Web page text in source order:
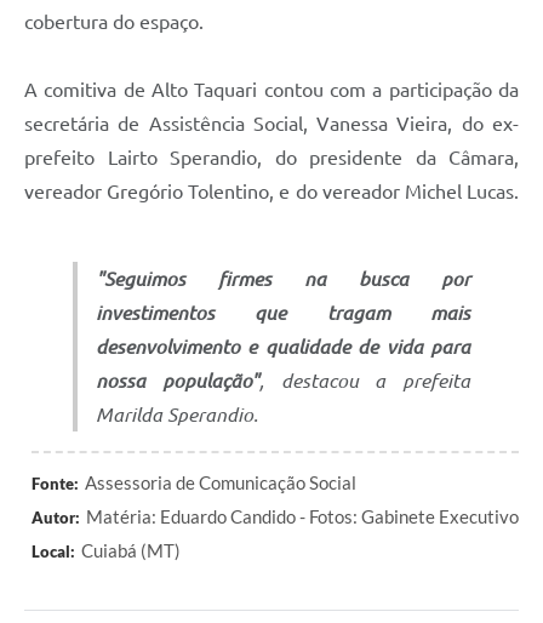
cobertura do espaço.
A comitiva de Alto Taquari contou com a participação da
secretária de Assistência Social, Vanessa Vieira, do ex-
prefeito Lairto Sperandio, do presidente da Câmara,
vereador Gregório Tolentino, e do vereador Michel Lucas.
"Seguimos firmes na busca por
investimentos que tragam mais
desenvolvimento e qualidade de vida para
nossa população", destacou a prefeita
Marilda Sperandio.
Fonte: Assessoria de Comunicação Social
Autor: Matéria: Eduardo Candido - Fotos: Gabinete Executivo
Local: Cuiabá (MT)